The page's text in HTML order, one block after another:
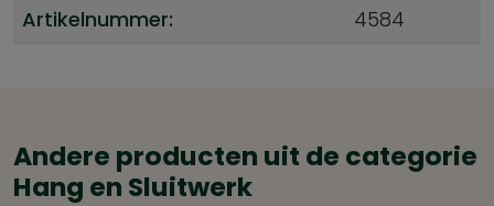
Artikelnummer: 4584
Andere producten uit de categorie
Hang en Sluitwerk